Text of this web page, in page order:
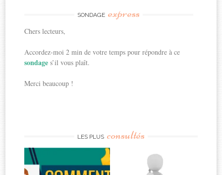
SONDAGE express
Chers lecteurs,
Accordez-moi 2 min de votre temps pour répondre à ce
sondages’il vous plaît.
Merci beaucoup !
LES PLUS consultés